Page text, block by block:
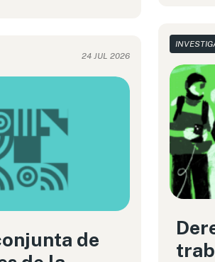
24 JUL 2026
de